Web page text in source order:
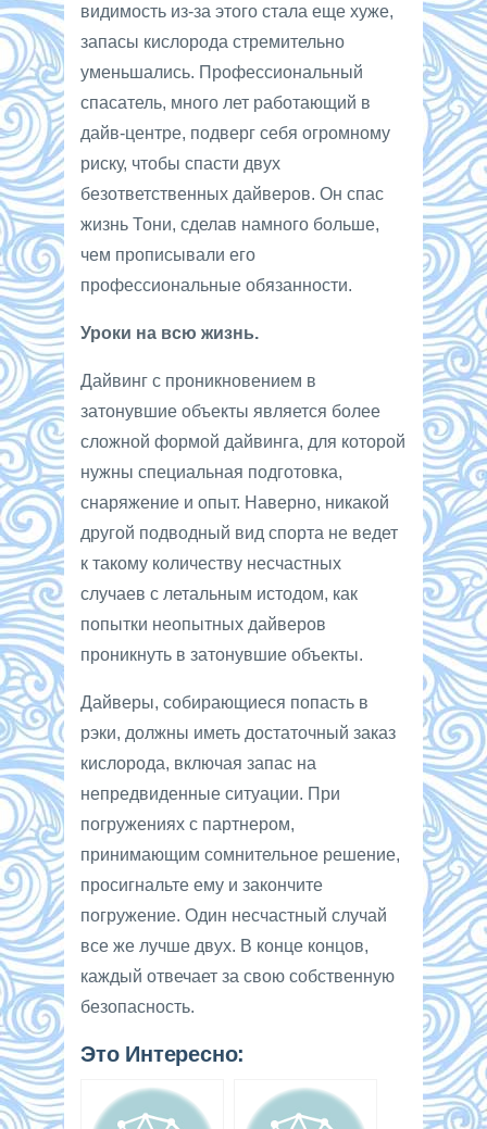
видимость из-за этого стала еще хуже,
запасы кислорода стремительно
уменьшались. Профессиональный
спасатель, много лет работающий в
дайв-центре, подверг себя огромному
риску, чтобы спасти двух
безответственных дайверов. Он спас
жизнь Тони, сделав намного больше,
чем прописывали его
профессиональные обязанности.
Уроки на всю жизнь.
Дайвинг с проникновением в
затонувшие объекты является более
сложной формой дайвинга, для которой
нужны специальная подготовка,
снаряжение и опыт. Наверно, никакой
другой подводный вид спорта не ведет
к такому количеству несчастных
случаев с летальным истодом, как
попытки неопытных дайверов
проникнуть в затонувшие объекты.
Дайверы, собирающиеся попасть в
рэки, должны иметь достаточный заказ
кислорода, включая запас на
непредвиденные ситуации. При
погружениях с партнером,
принимающим сомнительное решение,
просигнальте ему и закончите
погружение. Один несчастный случай
все же лучше двух. В конце концов,
каждый отвечает за свою собственную
безопасность.
Это Интересно: